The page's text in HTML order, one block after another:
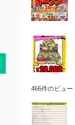
466件のビュー